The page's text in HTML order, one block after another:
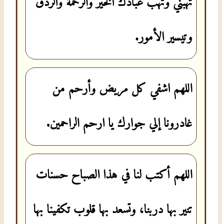
وتيسير الأمور.
اللهم اشفي كل مريض وأرحم من
غادرونا إلي جوارك يا ارحم الراحمين.
اللهم أكتب لنا في هذا الصباح حسنات
تنير بها دربنا، وتسعد بها قلوب تكفينا بها